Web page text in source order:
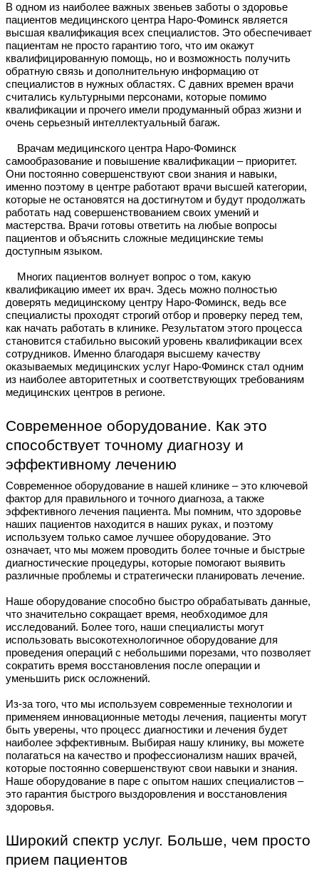
В одном из наиболее важных звеньев заботы о здоровье
пациентов медицинского центра Наро-Фоминск является
высшая квалификация всех специалистов. Это обеспечивает
пациентам не просто гарантию того, что им окажут
квалифицированную помощь, но и возможность получить
обратную связь и дополнительную информацию от
специалистов в нужных областях. С давних времен врачи
считались культурными персонами, которые помимо
квалификации и прочего имели продуманный образ жизни и
очень серьезный интеллектуальный багаж.
Врачам медицинского центра Наро-Фоминск
самообразование и повышение квалификации – приоритет.
Они постоянно совершенствуют свои знания и навыки,
именно поэтому в центре работают врачи высшей категории,
которые не остановятся на достигнутом и будут продолжать
работать над совершенствованием своих умений и
мастерства. Врачи готовы ответить на любые вопросы
пациентов и объяснить сложные медицинские темы
доступным языком.
Многих пациентов волнует вопрос о том, какую
квалификацию имеет их врач. Здесь можно полностью
доверять медицинскому центру Наро-Фоминск, ведь все
специалисты проходят строгий отбор и проверку перед тем,
как начать работать в клинике. Результатом этого процесса
становится стабильно высокий уровень квалификации всех
сотрудников. Именно благодаря высшему качеству
оказываемых медицинских услуг Наро-Фоминск стал одним
из наиболее авторитетных и соответствующих требованиям
медицинских центров в регионе.
Современное оборудование. Как это
способствует точному диагнозу и
эффективному лечению
Современное оборудование в нашей клинике – это ключевой
фактор для правильного и точного диагноза, а также
эффективного лечения пациента. Мы помним, что здоровье
наших пациентов находится в наших руках, и поэтому
используем только самое лучшее оборудование. Это
означает, что мы можем проводить более точные и быстрые
диагностические процедуры, которые помогают выявить
различные проблемы и стратегически планировать лечение.
Наше оборудование способно быстро обрабатывать данные,
что значительно сокращает время, необходимое для
исследований. Более того, наши специалисты могут
использовать высокотехнологичное оборудование для
проведения операций с небольшими порезами, что позволяет
сократить время восстановления после операции и
уменьшить риск осложнений.
Из-за того, что мы используем современные технологии и
применяем инновационные методы лечения, пациенты могут
быть уверены, что процесс диагностики и лечения будет
наиболее эффективным. Выбирая нашу клинику, вы можете
полагаться на качество и профессионализм наших врачей,
которые постоянно совершенствуют свои навыки и знания.
Наше оборудование в паре с опытом наших специалистов –
это гарантия быстрого выздоровления и восстановления
здоровья.
Широкий спектр услуг. Больше, чем просто
прием пациентов